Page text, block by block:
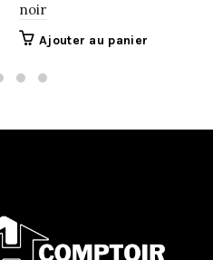
noir
Ajouter au panier